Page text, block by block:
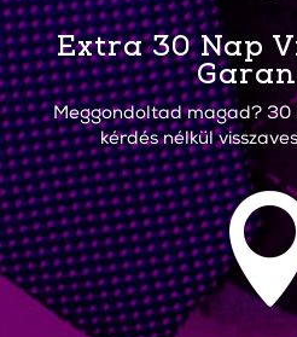
Extra 30 Nap
Meggondoltad magad? 30
kérdés nélkül